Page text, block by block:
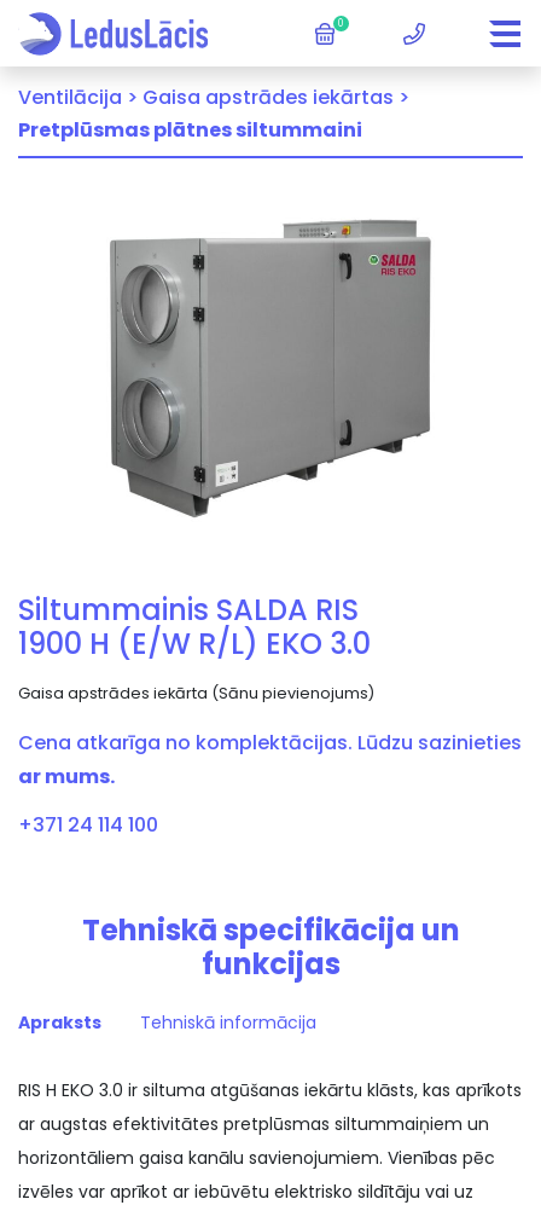
0
Ventilācija > Gaisa apstrādes iekārtas >
Pretplūsmas plātnes siltummaini
Siltummainis SALDA RIS
1900 H (E/W R/L) EKO 3.0
Gaisa apstrādes iekārta (Sānu pievienojums)
Cena atkarīga no komplektācijas. Lūdzu sazinieties
ar mums.
+371 24 114 100
Tehniskā specifikācija un
funkcijas
Apraksts Tehniskā informācija
RIS H EKO 3.0 ir siltuma atgūšanas iekārtu klāsts, kas aprīkots
ar augstas efektivitātes pretplūsmas siltummaiņiem un
horizontāliem gaisa kanālu savienojumiem. Vienības pēc
izvēles var aprīkot ar iebūvētu elektrisko sildītāju vai uz